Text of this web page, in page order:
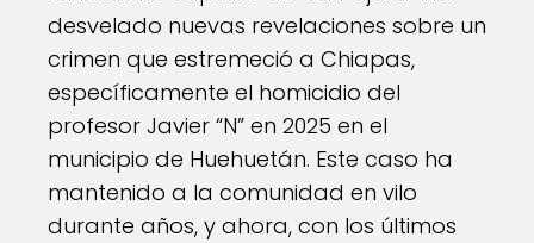
desvelado nuevas revelaciones sobre un
crimen que estremeció a Chiapas,
específicamente el homicidio del
profesor Javier “N” en 2025 en el
municipio de Huehuetán. Este caso ha
mantenido a la comunidad en vilo
durante años, y ahora, con los últimos